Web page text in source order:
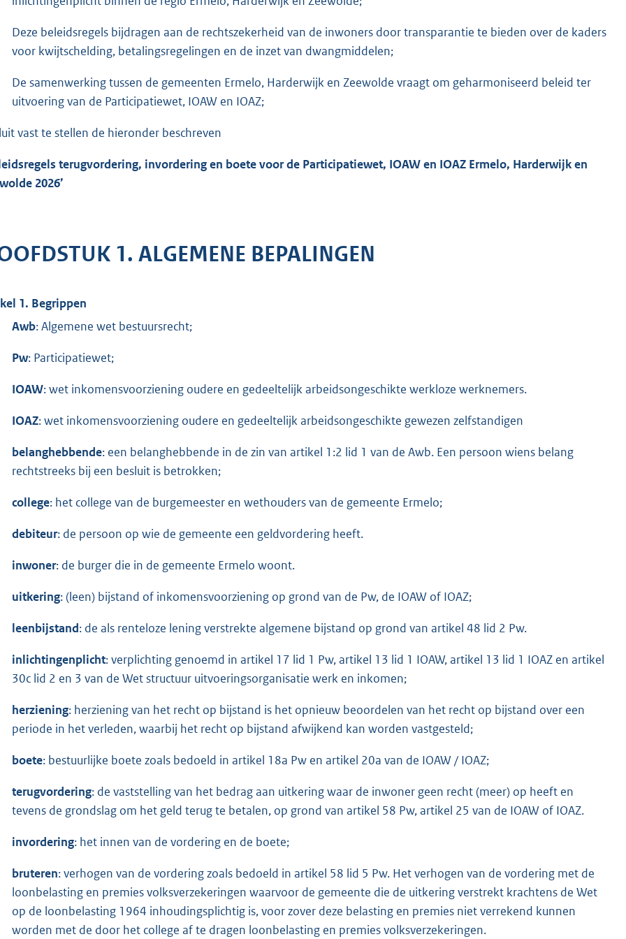
Deze beleidsregels bijdragen aan de rechtszekerheid van de inwoners door transparantie te bieden over de kaders
voor kwijtschelding, betalingsregelingen en de inzet van dwangmiddelen;
De samenwerking tussen de gemeenten Ermelo, Harderwijk en Zeewolde vraagt om geharmoniseerd beleid ter
uitvoering van de Participatiewet, IOAW en IOAZ;
vast te stellen de hieronder beschreven
terugvordering, invordering en boete voor de Participatiewet, IOAW en IOAZ Ermelo, Harderwijk en
2026’
1. ALGEMENE BEPALINGEN
1. Begrippen
Awb: Algemene wet bestuursrecht;
Pw: Participatiewet;
IOAW: wet inkomensvoorziening oudere en gedeeltelijk arbeidsongeschikte werkloze werknemers.
IOAZ: wet inkomensvoorziening oudere en gedeeltelijk arbeidsongeschikte gewezen zelfstandigen
belanghebbende: een belanghebbende in de zin van artikel 1:2 lid 1 van de Awb. Een persoon wiens belang
rechtstreeks bij een besluit is betrokken;
college: het college van de burgemeester en wethouders van de gemeente Ermelo;
debiteur: de persoon op wie de gemeente een geldvordering heeft.
inwoner: de burger die in de gemeente Ermelo woont.
uitkering: (leen) bijstand of inkomensvoorziening op grond van de Pw, de IOAW of IOAZ;
leenbijstand: de als renteloze lening verstrekte algemene bijstand op grond van artikel 48 lid 2 Pw.
inlichtingenplicht: verplichting genoemd in artikel 17 lid 1 Pw, artikel 13 lid 1 IOAW, artikel 13 lid 1 IOAZ en artikel
30c lid 2 en 3 van de Wet structuur uitvoeringsorganisatie werk en inkomen;
herziening: herziening van het recht op bijstand is het opnieuw beoordelen van het recht op bijstand over een
periode in het verleden, waarbij het recht op bijstand afwijkend kan worden vastgesteld;
boete: bestuurlijke boete zoals bedoeld in artikel 18a Pw en artikel 20a van de IOAW / IOAZ;
terugvordering: de vaststelling van het bedrag aan uitkering waar de inwoner geen recht (meer) op heeft en
tevens de grondslag om het geld terug te betalen, op grond van artikel 58 Pw, artikel 25 van de IOAW of IOAZ.
invordering: het innen van de vordering en de boete;
bruteren: verhogen van de vordering zoals bedoeld in artikel 58 lid 5 Pw. Het verhogen van de vordering met de
loonbelasting en premies volksverzekeringen waarvoor de gemeente die de uitkering verstrekt krachtens de Wet
op de loonbelasting 1964 inhoudingsplichtig is, voor zover deze belasting en premies niet verrekend kunnen
worden met de door het college af te dragen loonbelasting en premies volksverzekeringen.